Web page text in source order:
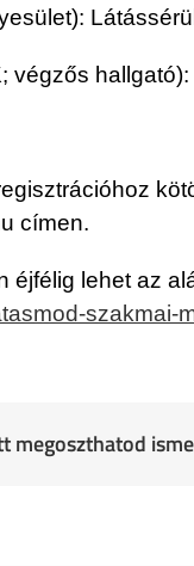
végzős
címen.
éjfélig lehet az
szakmai-
megoszthatod